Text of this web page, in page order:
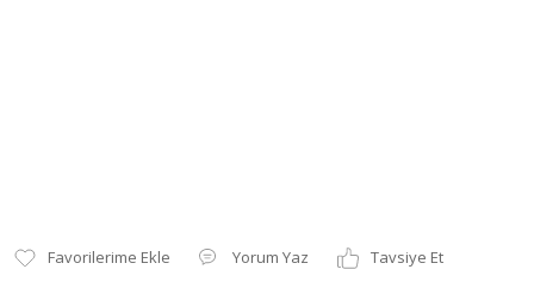
Yorum Yaz
Tavsiye Et